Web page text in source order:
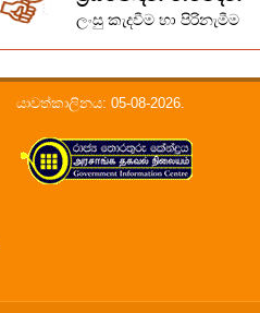
ලංසු කැදවීම හා පිරිනැමීම
යාවත්කාලිනය: 05-08-2026.